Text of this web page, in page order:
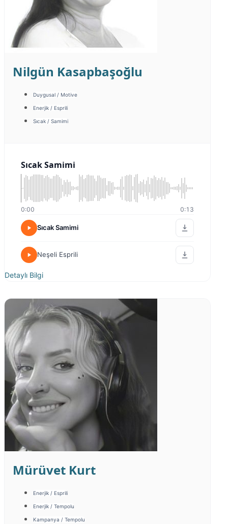
Nilgün Kasapbaşoğlu
Duygusal / Motive
Enerjik / Esprili
Sıcak / Samimi
Sıcak Samimi
0:00 0:13
Sıcak Samimi
Neşeli Esprili
Detaylı Bilgi
Mürüvet Kurt
Enerjik / Esprili
Enerjik / Tempolu
Kampanya / Tempolu